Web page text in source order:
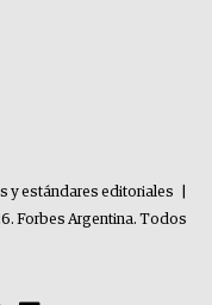
y estándares editoriales
Forbes Argentina. Todos